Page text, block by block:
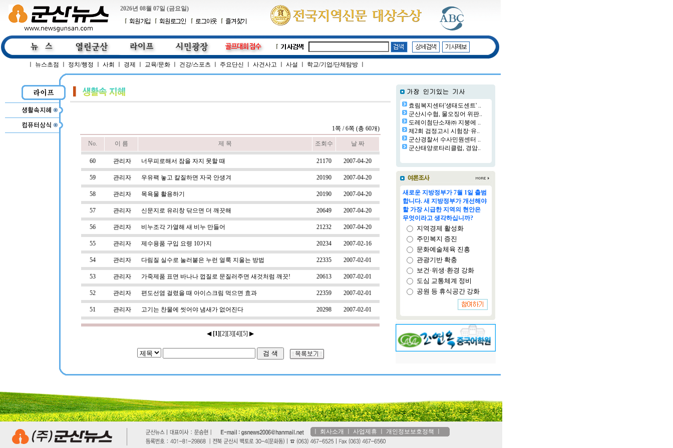
2026년 08월 07일 (금요일)
뉴스초점 정치/행정 사회 경제 교육/문화 건강/스포츠 주요단신 사건사고 사설 학교/기업/단체탐방
1쪽 / 6쪽 (총 60개)
No. 이 름 제 목 조회수 날 짜
60 관리자 너무피로해서 잠을 자지 못할 때 21170 2007-04-20
59 관리자 우유팩 놓고 칼질하면 자국 안생겨 20190 2007-04-20
58 관리자 목욕물 활용하기 20190 2007-04-20
57 관리자 신문지로 유리창 닦으면 더 깨끗해 20649 2007-04-20
56 관리자 비누조각 가열해 새 비누 만들어 21232 2007-04-20
55 관리자 제수용품 구입 요령 10가지 20234 2007-02-16
54 관리자 다림질 실수로 눌러붙은 누런 얼룩 지울는 방법 22335 2007-02-01
53 관리자 가죽제품 표면 바나나 껍질로 문질러주면 새것처럼 깨끗! 20613 2007-02-01
52 관리자 편도선염 걸렸을 때 아이스크림 먹으면 효과 22359 2007-02-01
51 관리자 고기는 찬물에 씻어야 냄새가 없어진다 20298 2007-02-01
◀ [1] [2][3][4][5] ▶
효림복지센터'생태도센트' ..
군산시수협, 물오징어 위판..
도레이첨단소재㈜ 지붕에 ..
제2회 검정고시 시험장·유..
군산경찰서 수사민원센터 ..
군산태양로타리클럽, 경암..
새로운 지방정부가 7월 1일 출범
합니다. 새 지방정부가 개선해야
할 가장 시급한 지역의 현안은
무엇이라고 생각하십니까?
지역경제 활성화
주민복지 증진
문화예술체육 진흥
관광기반 확충
보건·위생·환경 강화
도심 교통체계 정비
공원 등 휴식공간 강화
회사소개 사업제휴 개인정보보호정책